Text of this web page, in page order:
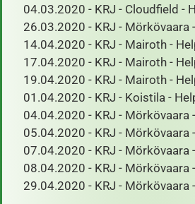
​04.03.2020 - KRJ - Cloudfield -
26.03.2020 - KRJ - Mörkövaara
14.04.2020 - KRJ - Mairoth -
17.04.2020 - KRJ - Mairoth -
19.04.2020 - KRJ - Mairoth -
01.04.2020 - KRJ - Koistila -
04.04.2020 - KRJ - Mörkövaara
05.04.2020 - KRJ - Mörkövaara
07.04.2020 - KRJ - Mörkövaara
08.04.2020 - KRJ - Mörkövaara
29.04.2020 - KRJ - Mörkövaara